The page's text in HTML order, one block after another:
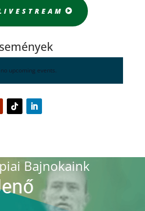
upcoming events.
Bajnokaink